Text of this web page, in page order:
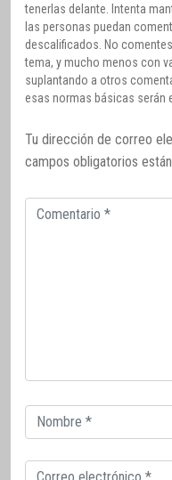
tenerlas delante. Intenta
las personas puedan
descalificados. No
tema, y mucho menos con
suplantando a otros
esas normas básicas serán
Tu dirección de correo
campos obligatorios
Comentario
Correo
electrónico
Correo